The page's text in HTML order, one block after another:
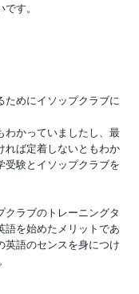
す。
ためにイソップクラブに
わかっていましたし、最
れば定着しないともわか
受験とイソップクラブを
クラブのトレーニングタ
語を始めたメリットであ
英語のセンスを身につけ